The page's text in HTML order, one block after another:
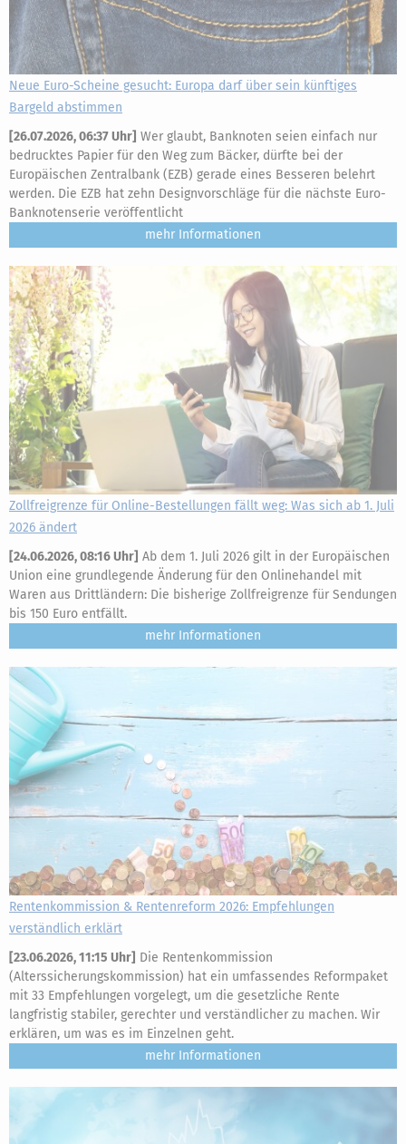
Neue Euro-Scheine gesucht: Europa darf über sein künftiges
Bargeld abstimmen
[26.07.2026, 06:37 Uhr] Wer glaubt, Banknoten seien einfach nur
bedrucktes Papier für den Weg zum Bäcker, dürfte bei der
Europäischen Zentralbank (EZB) gerade eines Besseren belehrt
werden. Die EZB hat zehn Designvorschläge für die nächste Euro-
Banknotenserie veröffentlicht
mehr
Zollfreigrenze für Online-Bestellungen fällt weg: Was sich ab 1. Juli
2026 ändert
[24.06.2026, 08:16 Uhr] Ab dem 1. Juli 2026 gilt in der Europäischen
Union eine grundlegende Änderung für den Onlinehandel mit
Waren aus Drittländern: Die bisherige Zollfreigrenze für Sendungen
bis 150 Euro entfällt.
mehr
Rentenkommission & Rentenreform 2026: Empfehlungen
verständlich erklärt
[23.06.2026, 11:15 Uhr] Die Rentenkommission
(Alterssicherungskommission) hat ein umfassendes Reformpaket
mit 33 Empfehlungen vorgelegt, um die gesetzliche Rente
langfristig stabiler, gerechter und verständlicher zu machen. Wir
erklären, um was es im Einzelnen geht.
mehr